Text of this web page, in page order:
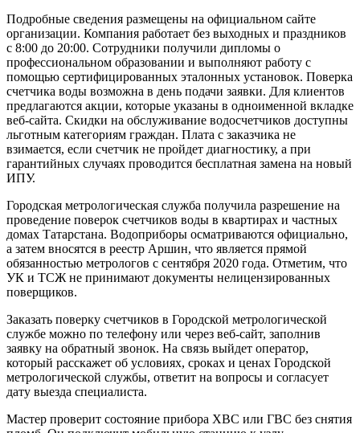
Подробные сведения размещены на официальном сайте
организации. Компания работает без выходных и праздников
с 8:00 до 20:00. Сотрудники получили дипломы о
профессиональном образовании и выполняют работу с
помощью сертифицированных эталонных установок. Поверка
счетчика воды возможна в день подачи заявки. Для клиентов
предлагаются акции, которые указаны в одноименной вкладке
веб-сайта. Скидки на обслуживание водосчетчиков доступны
льготным категориям граждан. Плата с заказчика не
взимается, если счетчик не пройдет диагностику, а при
гарантийных случаях проводится бесплатная замена на новый
ИПУ.
Городская метрологическая служба получила разрешение на
проведение поверок счетчиков воды в квартирах и частных
домах Татарстана. Водоприборы осматриваются официально,
а затем вносятся в реестр Аршин, что является прямой
обязанностью метрологов с сентября 2020 года. Отметим, что
УК и ТСЖ не принимают документы нелицензированных
поверщиков.
Заказать поверку счетчиков в Городской метрологической
службе можно по телефону или через веб-сайт, заполнив
заявку на обратный звонок. На связь выйдет оператор,
который расскажет об условиях, сроках и ценах Городской
метрологической службы, ответит на вопросы и согласует
дату выезда специалиста.
Мастер проверит состояние прибора ХВС или ГВС без снятия